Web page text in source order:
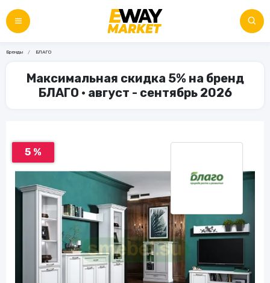
Бренды БЛАГО
Максимальная скидка 5% на бренд
БЛАГО • август - сентябрь 2026
5 %